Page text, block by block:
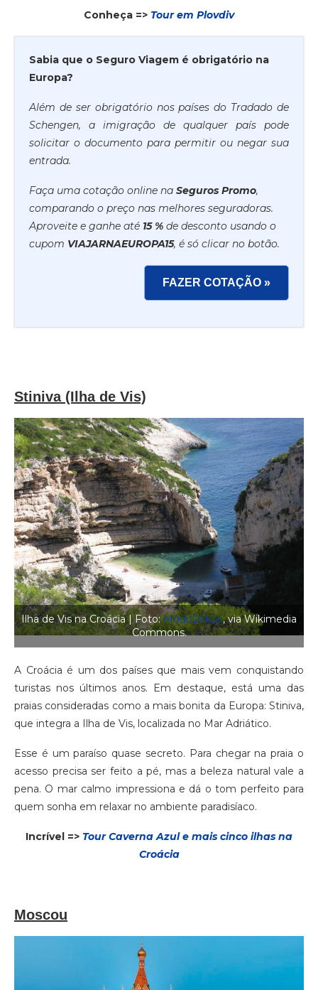
Conheça => Tour em Plovdiv
Sabia que o Seguro Viagem é obrigatório na
Europa?
Além de ser obrigatório nos países do Tradado de
Schengen, a imigração de qualquer país pode
solicitar o documento para permitir ou negar sua
entrada.
Faça uma cotação online na Seguros Promo,
comparando o preço nas melhores seguradoras.
Aproveite e ganhe até 15 % de desconto usando o
cupom VIAJARNAEUROPA15, é só clicar no botão.
FAZER COTAÇÃO »
Stiniva (Ilha de Vis)
Ilha de Vis na Croácia | Foto:ModriDirkac, via Wikimedia
Commons.
A Croácia é um dos países que mais vem conquistando
turistas nos últimos anos. Em destaque, está uma das
praias consideradas como a mais bonita da Europa: Stiniva,
que integra a Ilha de Vis, localizada no Mar Adriático.
Esse é um paraíso quase secreto. Para chegar na praia o
acesso precisa ser feito a pé, mas a beleza natural vale a
pena. O mar calmo impressiona e dá o tom perfeito para
quem sonha em relaxar no ambiente paradisíaco.
Incrível => Tour Caverna Azul e mais cinco ilhas na
Croácia
Moscou